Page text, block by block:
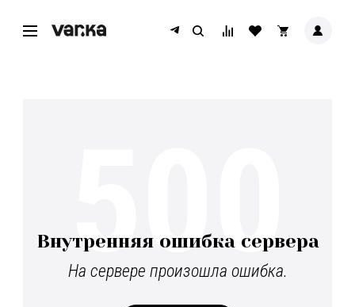
Внутренняя ошибка сервера
На сервере произошла ошибка.
500